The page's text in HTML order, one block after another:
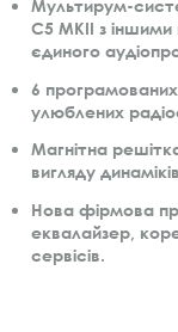
Мультирум-
C5 MKII з
єдиного
6
улюблених
Магнітна
вигляду
Нова фірмова
еквалайзер,
сервісів.